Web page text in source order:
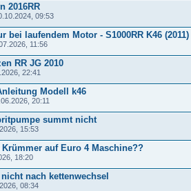
2016RR
09:53
bei laufendem Motor - S1000RR K46 (2011)
11:56
RR JG 2010
22:41
Modell k46
20:11
summt nicht
15:53
Krümmer auf Euro 4 Maschine??
18:20
nicht nach kettenwechsel
08:34